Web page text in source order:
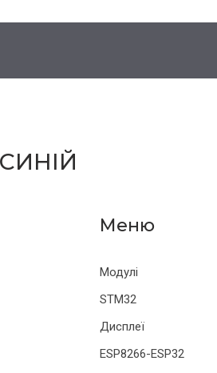
Модулі
STM32
Дисплеї
ESP8266-ESP32